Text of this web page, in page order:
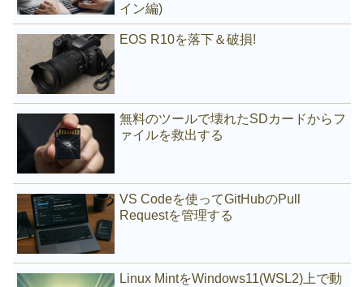
イン編)
EOS R10を落下＆破損!
無料のツールで壊れたSDカードからフ
ァイルを救出する
VS Codeを使ってGitHubのPull
Requestを管理する
Linux MintをWindows11(WSL2)上で動